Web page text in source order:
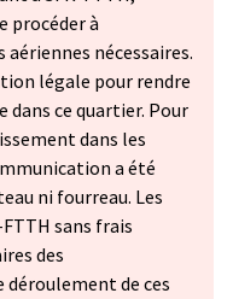
procéder à
nécessaires.
légale pour rendre
dans ce quartier. Pour
dans les
a été
ni fourreau. Les
sans frais
des
de ces